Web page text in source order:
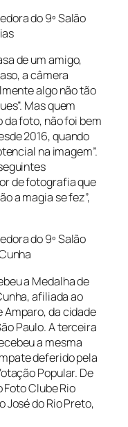
de um amigo,
a câmera
algo não tão
Mas quem
foto, não foi bem
2016, quando
na imagem”.
de fotografia que
a magia se fez”,
a Medalha de
afiliada ao
Amparo, da cidade
Paulo. A terceira
a mesma
deferido pela
Popular. De
Clube Rio
José do Rio Preto,